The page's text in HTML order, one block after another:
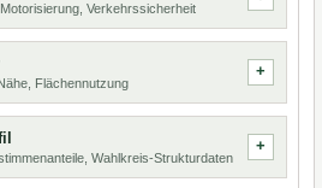
Verkehrssicherheit
Flächennutzung
Wahlkreis-Strukturdaten